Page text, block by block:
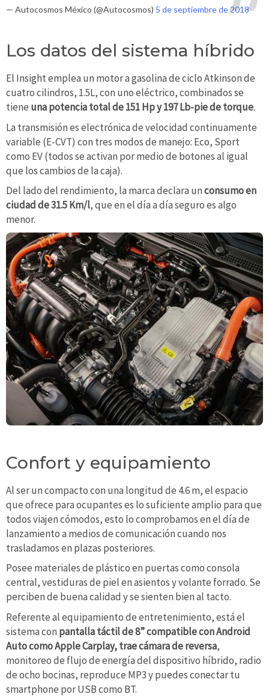
— Autocosmos México (@Autocosmos) 5 de septiembre de 2018
Los datos del sistema híbrido
El Insight emplea un motor a gasolina de ciclo Atkinson de
cuatro cilindros, 1.5L, con uno eléctrico, combinados se
tiene una potencia total de 151 Hp y 197 Lb-pie de torque.
La transmisión es electrónica de velocidad continuamente
variable (E-CVT) con tres modos de manejo: Eco, Sport
como EV (todos se activan por medio de botones al igual
que los cambios de la caja).
Del lado del rendimiento, la marca declara unconsumo en
ciudad de 31.5 Km/l, que en el día a día seguro es algo
menor.
Confort y equipamiento
Al ser un compacto con una longitud de 4.6 m, el espacio
que ofrece para ocupantes es lo suficiente amplio para que
todos viajen cómodos, esto lo comprobamos en el día de
lanzamiento a medios de comunicación cuando nos
trasladamos en plazas posteriores.
Posee materiales de plástico en puertas como consola
central, vestiduras de piel en asientos y volante forrado. Se
perciben de buena calidad y se sienten bien al tacto.
Referente al equipamiento de entretenimiento, está el
sistema con pantalla táctil de 8” compatible con Android
Auto como Apple Carplay, trae cámara de reversa,
monitoreo de flujo de energía del dispositivo híbrido, radio
de ocho bocinas, reproduce MP3 y puedes conectar tu
smartphone por USB como BT.